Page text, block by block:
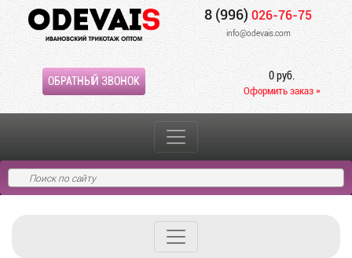
8 (996) 026-76-75
info@odevais.com
ОБРАТНЫЙ ЗВОНОК 0 руб.
Оформить заказ »